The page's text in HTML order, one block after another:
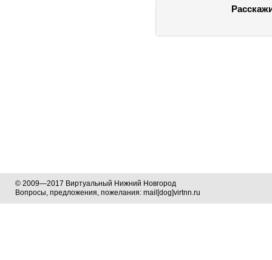
© 2009—2017 Виртуальный Нижний Новгород
Вопросы, предложения, пожелания: mail[dog]virtnn.ru